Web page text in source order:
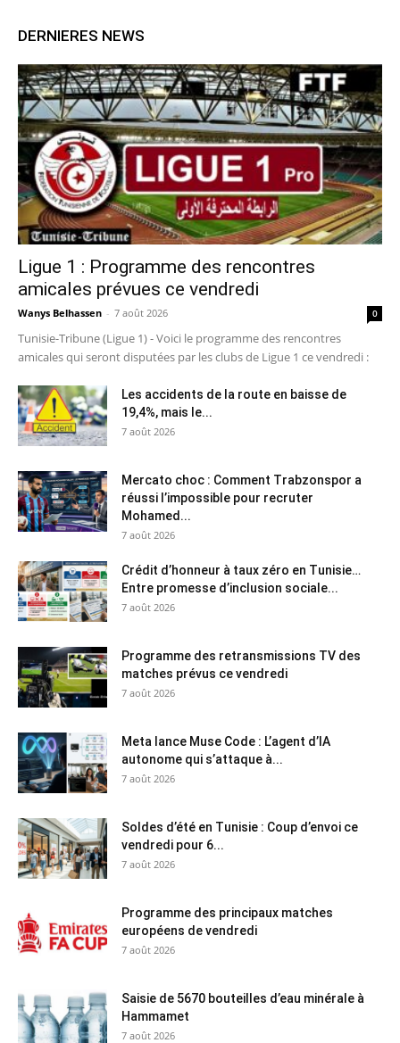
DERNIERES NEWS
Ligue 1 : Programme des rencontres
amicales prévues ce vendredi
Wanys Belhassen - 7 août 2026 0
Tunisie-Tribune (Ligue 1) - Voici le programme des rencontres
amicales qui seront disputées par les clubs de Ligue 1 ce vendredi :
Les accidents de la route en baisse de
19,4%, mais le...
7 août 2026
Mercato choc : Comment Trabzonspor a
réussi l’impossible pour recruter
Mohamed...
7 août 2026
Crédit d’honneur à taux zéro en Tunisie…
Entre promesse d’inclusion sociale...
7 août 2026
Programme des retransmissions TV des
matches prévus ce vendredi
7 août 2026
Meta lance Muse Code : L’agent d’IA
autonome qui s’attaque à...
7 août 2026
Soldes d’été en Tunisie : Coup d’envoi ce
vendredi pour 6...
7 août 2026
Programme des principaux matches
européens de vendredi
7 août 2026
Saisie de 5670 bouteilles d’eau minérale à
Hammamet
7 août 2026